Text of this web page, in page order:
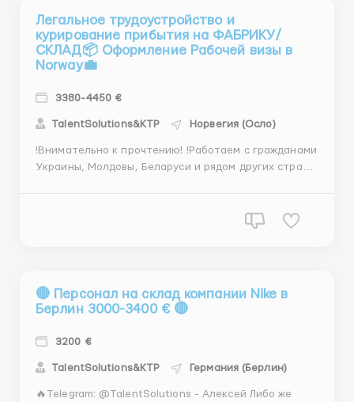
Легальное трудоустройство и
курирование прибытия на ФАБРИКУ/
СКЛАД📦 Оформление Рабочей визы в
Norway💼
3380-4450 €
TalentSolutions&KTP Норвегия (Осло)
!Внимательно к прочтению! !Работаем с гражданами
Украины, Молдовы, Беларуси и рядом других стран!
пожаловать на вакансию нашей фирмы. Наша
🔴 Персонал на склад компании Nike в
Берлин 3000-3400 € 🔴
3200 €
TalentSolutions&KTP Германия (Берлин)
🔥Telegram: @TalentSolutions - Алексей Либо же